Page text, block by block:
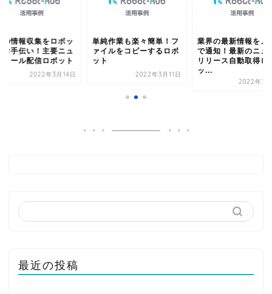
の情報収集をロボッ
お手伝い！主要ニュ
メール配信ロボット
2022年3月14日
単純作業も楽々簡単！フ
ァイルをコピーするロボ
ット
2022年3月11日
業界の最新情報をメ
で通知！最新のニュ
リリース自動取得ロ
ッ...
2022年3
最近の投稿